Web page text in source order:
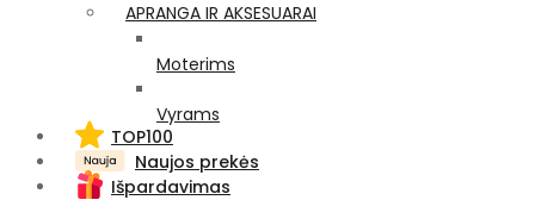
APRANGA IR AKSESUARAI
Moterims
Vyrams
TOP100
Naujos prekės
Išpardavimas